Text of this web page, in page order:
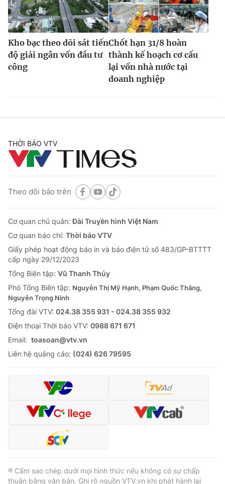
Kho bạc theo dõi sát tiến
độ giải ngân vốn đầu tư
công
Chốt hạn 31/8 hoàn
thành kế hoạch cơ cấu
lại vốn nhà nước tại
doanh nghiệp
THỜI BÁO VTV
Theo dõi báo trên
Cơ quan chủ quản:Đài Truyền hình Việt Nam
Cơ quan báo chí: Thời báo VTV
Giấy phép hoạt động báo in và báo điện tử số 483/GP-BTTTT
cấp ngày 29/12/2023
Tổng Biên tập: Vũ Thanh Thủy
Phó Tổng Biên tập: Nguyễn Thị Mỹ Hạnh, Phạm Quốc Thắng,
Nguyễn Trọng Ninh
Tổng đài VTV: 024.38 355 931 - 024.38 355 932
Ðiện thoại Thời báo VTV: 0988 671 671
Email: toasoan@vtv.vn
Liên hệ quảng cáo: (024) 626 79595
® Cấm sao chép dưới mọi hình thức nếu không có sự chấp
thuận bằng văn bản. Ghi rõ nguồn VTV.vn khi phát hành lại